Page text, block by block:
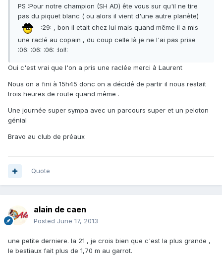
PS :Pour notre champion (SH AD) ête vous sur qu'il ne tire
pas du piquet blanc ( ou alors il vient d'une autre planète)
:29: , bon il etait chez lui mais quand même il a mis
une raclé au copain , du coup celle là je ne l'ai pas prise
:06: :06: :06: :lol!:
Oui c'est vrai que l'on a pris une raclée merci à Laurent
Nous on a fini à 15h45 donc on a décidé de partir il nous restait
trois heures de route quand même .
Une journée super sympa avec un parcours super et un peloton
génial
Bravo au club de préaux
Quote
alain de caen
Posted June 17, 2013
une petite derniere. la 21 , je crois bien que c'est la plus grande ,
le bestiaux fait plus de 1,70 m au garrot.